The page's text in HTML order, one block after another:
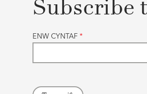
Subscribe
ENW CYNTAF*